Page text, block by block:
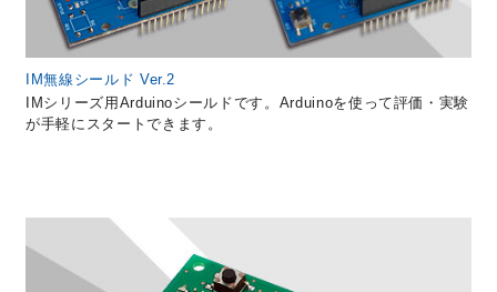
IM無線シールド Ver.2
IMシリーズ用Arduinoシールドです。Arduinoを使って評価・実験
が手軽にスタートできます。